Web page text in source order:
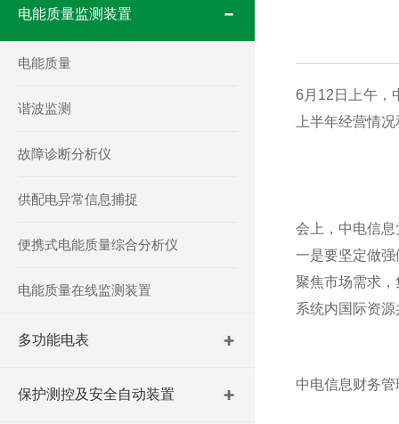
电能质量监测装置
电能质量
谐波监测
故障诊断分析仪
供配电异常信息捕捉
便携式电能质量综合分析仪
电能质量在线监测装置
多功能电表
保护测控及安全自动装置
6月12日上午，
上半年经营情
会上，中电信
一是要坚定做
聚焦市场需求
系统内国际资
中电信息财务